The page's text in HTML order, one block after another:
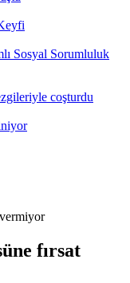
Sosyal Sorumluluk
coşturdu
fırsat